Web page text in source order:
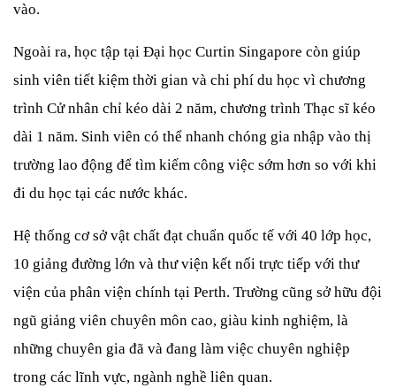
vào.
Ngoài ra, học tập tại Đại học Curtin Singapore còn giúp
sinh viên tiết kiệm thời gian và chi phí du học vì chương
trình Cử nhân chỉ kéo dài 2 năm, chương trình Thạc sĩ kéo
dài 1 năm. Sinh viên có thể nhanh chóng gia nhập vào thị
trường lao động để tìm kiếm công việc sớm hơn so với khi
đi du học tại các nước khác.
Hệ thống cơ sở vật chất đạt chuẩn quốc tế với 40 lớp học,
10 giảng đường lớn và thư viện kết nối trực tiếp với thư
viện của phân viện chính tại Perth. Trường cũng sở hữu đội
ngũ giảng viên chuyên môn cao, giàu kinh nghiệm, là
những chuyên gia đã và đang làm việc chuyên nghiệp
trong các lĩnh vực, ngành nghề liên quan.